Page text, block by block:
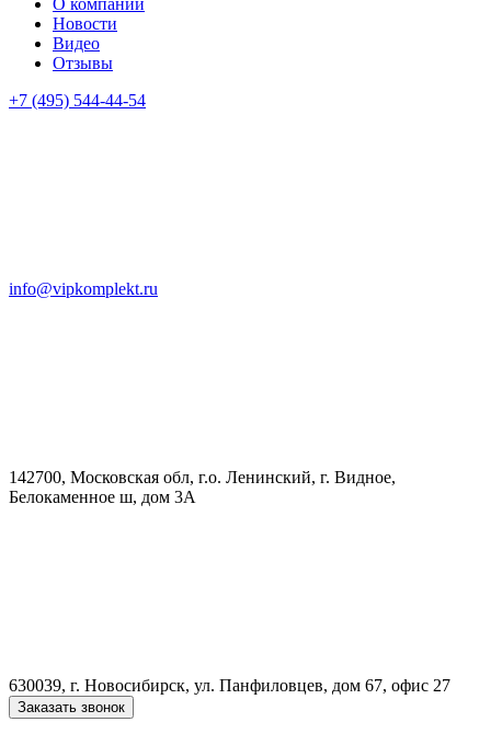
Новости
Видео
Отзывы
+7 (495) 544-44-54
info@vipkomplekt.ru
142700, Московская обл, г.о. Ленинский, г. Видное,
Белокаменное ш, дом 3А
630039, г. Новосибирск, ул. Панфиловцев, дом 67, офис 27
Заказать звонок